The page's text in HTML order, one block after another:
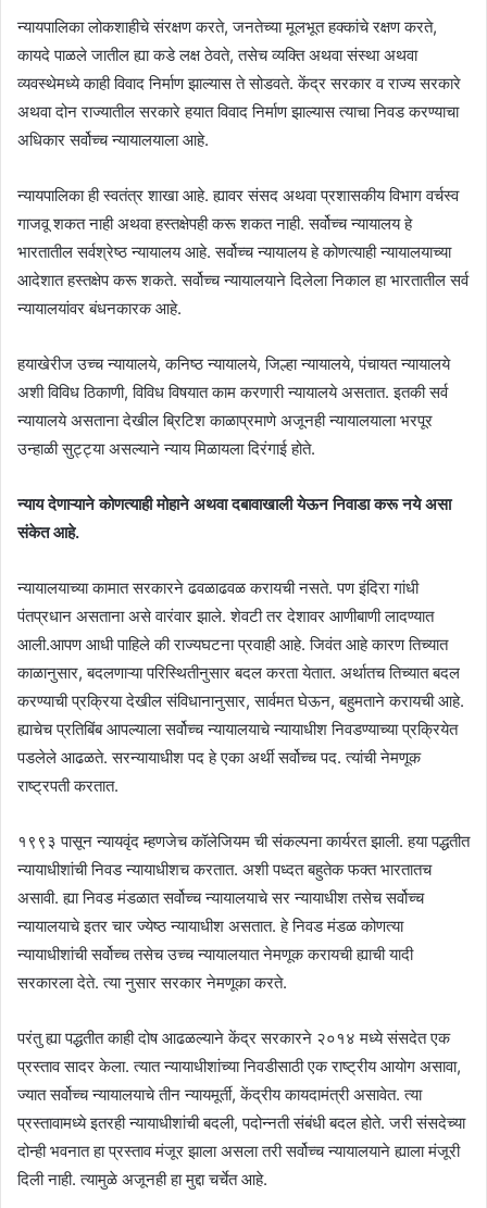
न्यायपालिका लोकशाहीचे संरक्षण करते, जनतेच्या मूलभूत हक्कांचे रक्षण करते,
कायदे पाळले जातील ह्या कडे लक्ष ठेवते, तसेच व्यक्ति अथवा संस्था अथवा
व्यवस्थेमध्ये काही विवाद निर्माण झाल्यास ते सोडवते. केंद्र सरकार व राज्य सरकारे
अथवा दोन राज्यातील सरकारे हयात विवाद निर्माण झाल्यास त्याचा निवड करण्याचा
अधिकार सर्वोच्च न्यायालयाला आहे.
न्यायपालिका ही स्वतंत्र शाखा आहे. ह्यावर संसद अथवा प्रशासकीय विभाग वर्चस्व
गाजवू शकत नाही अथवा हस्तक्षेपही करू शकत नाही. सर्वोच्च न्यायालय हे
भारतातील सर्वश्रेष्ठ न्यायालय आहे. सर्वोच्च न्यायालय हे कोणत्याही न्यायालयाच्या
आदेशात हस्तक्षेप करू शकते. सर्वोच्च न्यायालयाने दिलेला निकाल हा भारतातील सर्व
न्यायालयांवर बंधनकारक आहे.
हयाखेरीज उच्च न्यायालये, कनिष्ठ न्यायालये, जिल्हा न्यायालये, पंचायत न्यायालये
अशी विविध ठिकाणी, विविध विषयात काम करणारी न्यायालये असतात. इतकी सर्व
न्यायालये असताना देखील ब्रिटिश काळाप्रमाणे अजूनही न्यायालयाला भरपूर
उन्हाळी सुट्ट्या असल्याने न्याय मिळायला दिरंगाई होते.
न्याय देणाऱ्याने कोणत्याही मोहाने अथवा दबावाखाली येऊन निवाडा करू नये असा
संकेत आहे.
न्यायालयाच्या कामात सरकारने ढवळाढवळ करायची नसते. पण इंदिरा गांधी
पंतप्रधान असताना असे वारंवार झाले. शेवटी तर देशावर आणीबाणी लादण्यात
आली.आपण आधी पाहिले की राज्यघटना प्रवाही आहे. जिवंत आहे कारण तिच्यात
काळानुसार, बदलणाऱ्या परिस्थितीनुसार बदल करता येतात. अर्थातच तिच्यात बदल
करण्याची प्रक्रिया देखील संविधानानुसार, सार्वमत घेऊन, बहुमताने करायची आहे.
ह्याचेच प्रतिबिंब आपल्याला सर्वोच्च न्यायालयाचे न्यायाधीश निवडण्याच्या प्रक्रियेत
पडलेले आढळते. सरन्यायाधीश पद हे एका अर्थी सर्वोच्च पद. त्यांची नेमणूक
राष्ट्रपती करतात.
१९९३ पासून न्यायवृंद म्हणजेच कॉलेजियम ची संकल्पना कार्यरत झाली. हया पद्धतीत
न्यायाधीशांची निवड न्यायाधीशच करतात. अशी पध्दत बहुतेक फक्त भारतातच
असावी. ह्या निवड मंडळात सर्वोच्च न्यायालयाचे सर न्यायाधीश तसेच सर्वोच्च
न्यायालयाचे इतर चार ज्येष्ठ न्यायाधीश असतात. हे निवड मंडळ कोणत्या
न्यायाधीशांची सर्वोच्च तसेच उच्च न्यायालयात नेमणूक करायची ह्याची यादी
सरकारला देते. त्या नुसार सरकार नेमणूका करते.
परंतु ह्या पद्धतीत काही दोष आढळल्याने केंद्र सरकारने २०१४ मध्ये संसदेत एक
प्रस्ताव सादर केला. त्यात न्यायाधीशांच्या निवडीसाठी एक राष्ट्रीय आयोग असावा,
ज्यात सर्वोच्च न्यायालयाचे तीन न्यायमूर्ती, केंद्रीय कायदामंत्री असावेत. त्या
प्रस्तावामध्ये इतरही न्यायाधीशांची बदली, पदोन्नती संबंधी बदल होते. जरी संसदेच्या
दोन्ही भवनात हा प्रस्ताव मंजूर झाला असला तरी सर्वोच्च न्यायालयाने ह्याला मंजूरी
दिली नाही. त्यामुळे अजूनही हा मुद्दा चर्चेत आहे.